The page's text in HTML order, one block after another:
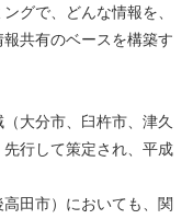
グで、どんな情報を、
共有のベースを構築す
大分市、臼杵市、津久
行して策定され、平成
田市）においても、関